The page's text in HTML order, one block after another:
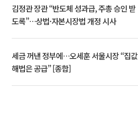
김정관 장관 “반도체 성과급, 주총 승인 받
도록”…상법·자본시장법 개정 시사
세금 꺼낸 정부에…오세훈 서울시장 “집값
해법은 공급” [종합]